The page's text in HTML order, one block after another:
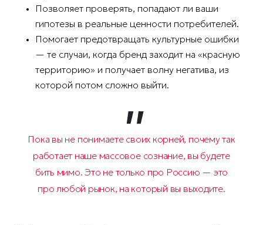
Позволяет проверять, попадают ли ваши
гипотезы в реальные ценности потребителей.
Помогает предотвращать культурные ошибки
— те случаи, когда бренд заходит на «красную
территорию» и получает волну негатива, из
которой потом сложно выйти.
Пока вы не понимаете своих корней, почему так
работает наше массовое сознание, вы будете
бить мимо. Это не только про Россию — это
про любой рынок, на который вы выходите.